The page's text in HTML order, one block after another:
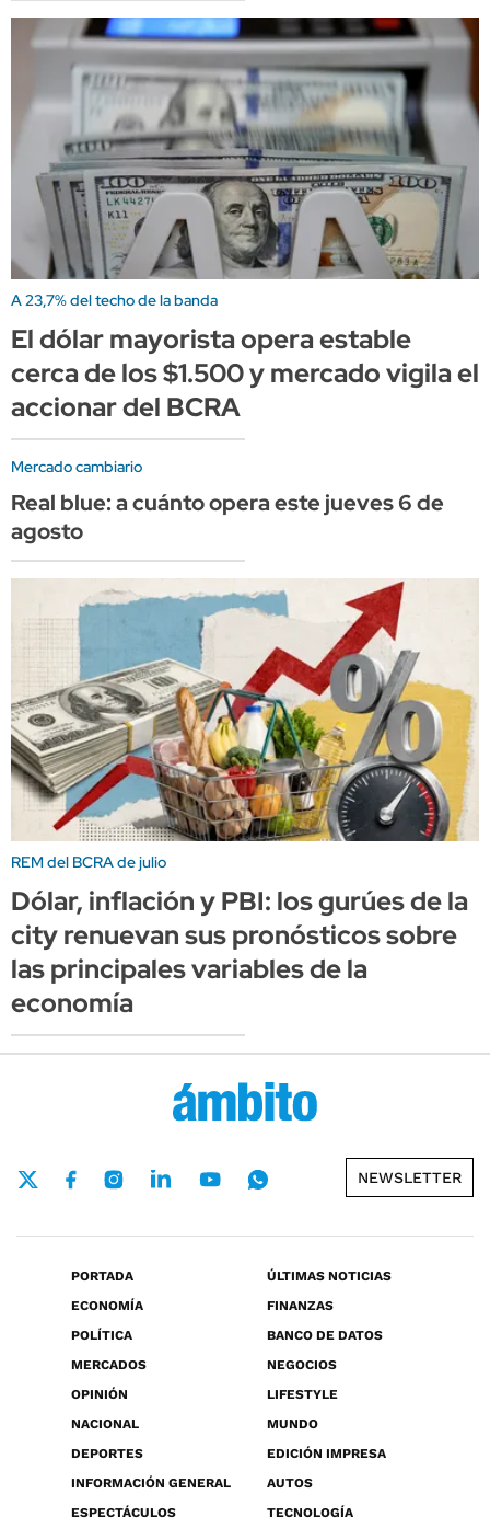
A 23,7% del techo de la banda
El dólar mayorista opera estable
cerca de los $1.500 y mercado vigila el
accionar del BCRA
Mercado cambiario
Real blue: a cuánto opera este jueves 6 de
agosto
REM del BCRA de julio
Dólar, inflación y PBI: los gurúes de la
city renuevan sus pronósticos sobre
las principales variables de la
economía
NEWSLETTER
PORTADA
ÚLTIMAS NOTICIAS
ECONOMÍA
FINANZAS
POLÍTICA
BANCO DE DATOS
MERCADOS
NEGOCIOS
OPINIÓN
LIFESTYLE
NACIONAL
MUNDO
DEPORTES
EDICIÓN IMPRESA
INFORMACIÓN GENERAL
AUTOS
ESPECTÁCULOS
TECNOLOGÍA